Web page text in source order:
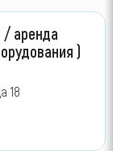
/ аренда
)
18